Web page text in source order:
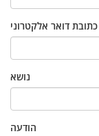
כתובת דואר אלקטרוני
נושא
הודעה